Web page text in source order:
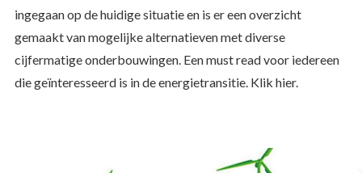
ingegaan op de huidige situatie en is er een overzicht
gemaakt van mogelijke alternatieven met diverse
cijfermatige onderbouwingen. Een must read voor iedereen
die geïnteresseerd is in de energietransitie. Klik hier.